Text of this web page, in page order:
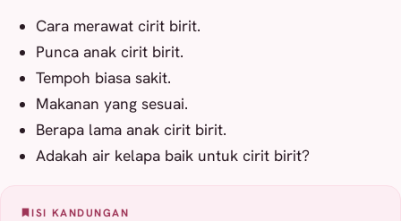
Cara merawat cirit birit.
Punca anak cirit birit.
Tempoh biasa sakit.
Makanan yang sesuai.
Berapa lama anak cirit birit.
Adakah air kelapa baik untuk cirit birit?
ISI KANDUNGAN